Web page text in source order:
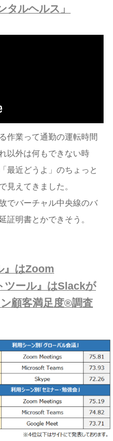
ルヘルス」
作業って通勤の運転時間
以外は何もできない時
最近どうよ」のちょっと
見えてきました。
でバーチャル中央線のバ
証明書とかできそう。
』はZoom
ツール』はSlackが
顧客満足度®調査